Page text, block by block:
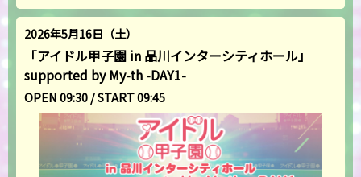
2026年5月16日（土）
「アイドル甲子園 in 品川インターシティホール」
supported by My-th -DAY1-
OPEN 09:30 / START 09:45